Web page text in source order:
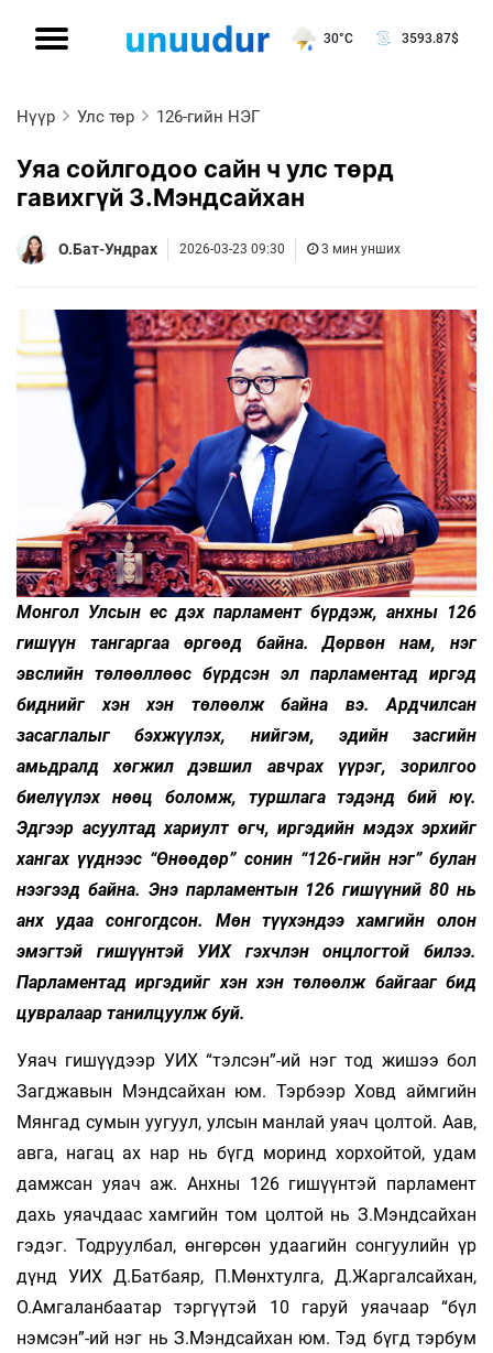
30°C 3593.87$
Нүүр Улс төр 126-гийн НЭГ
Уяа сойлгодоо сайн ч улс төрд
гавихгүй З.Мэндсайхан
О.Бат-Ундрах 2026-03-23 09:30 3 мин унших
Монгол Улсын ес дэх парламент бүрдэж, анхны 126
гишүүн тангаргаа өргөөд байна. Дөрвөн нам, нэг
эвслийн төлөөллөөс бүрдсэн эл парламентад иргэд
биднийг хэн хэн төлөөлж байна вэ. Ардчилсан
засаглалыг бэхжүүлэх, нийгэм, эдийн засгийн
амьдралд хөгжил дэвшил авчрах үүрэг, зорилгоо
биелүүлэх нөөц боломж, туршлага тэдэнд бий юү.
Эдгээр асуултад хариулт өгч, иргэдийн мэдэх эрхийг
хангах үүднээс “Өнөөдөр” сонин “126-гийн нэг” булан
нээгээд байна. Энэ парламентын 126 гишүүний 80 нь
анх удаа сонгогдсон. Мөн түүхэндээ хамгийн олон
эмэгтэй гишүүнтэй УИХ гэхчлэн онцлогтой билээ.
Парламентад иргэдийг хэн хэн төлөөлж байгааг бид
цувралаар танилцуулж буй.
Уяач гишүүдээр УИХ “тэлсэн”-ий нэг тод жишээ бол
Загджавын Мэндсайхан юм. Тэрбээр Ховд аймгийн
Мянгад сумын уугуул, улсын манлай уяач цолтой. Аав,
авга, нагац ах нар нь бүгд моринд хорхойтой, удам
дамжсан уяач аж. Анхны 126 гишүүнтэй парламент
дахь уяачдаас хамгийн том цолтой нь З.Мэндсайхан
гэдэг. Тодруулбал, өнгөрсөн удаа­гийн сонгуулийн үр
дүнд УИХ Д.Батбаяр, П.Мөнхтулга, Д.Жаргалсайхан,
О.Амгаланбаатар тэргүүтэй 10 гаруй уяачаар “бүл
нэмсэн”-ий нэг нь З.Мэндсайхан юм. Тэд бүгд тэрбум